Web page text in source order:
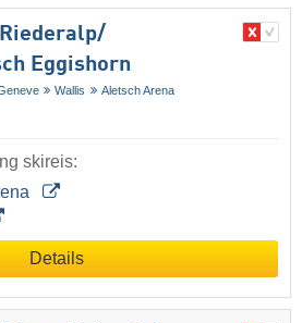
Eggishorn
Wallis Aletsch Arena
skireis:
Details